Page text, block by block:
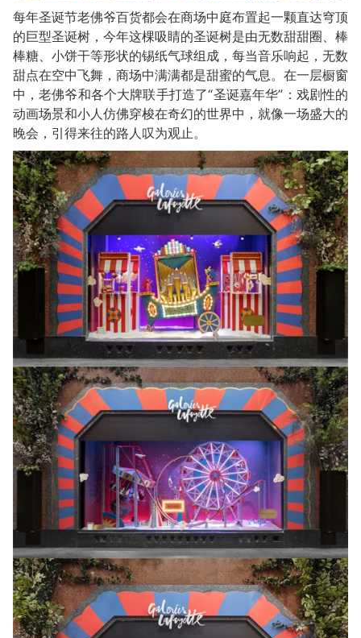
每年圣诞节老佛爷百货都会在商场中庭布置起一颗直达穹顶
的巨型圣诞树，今年这棵吸睛的圣诞树是由无数甜甜圈、棒
棒糖、小饼干等形状的锡纸气球组成，每当音乐响起，无数
甜点在空中飞舞，商场中满满都是甜蜜的气息。在一层橱窗
中，老佛爷和各个大牌联手打造了“圣诞嘉年华”：戏剧性的
动画场景和小人仿佛穿梭在奇幻的世界中，就像一场盛大的
晚会，引得来往的路人叹为观止。